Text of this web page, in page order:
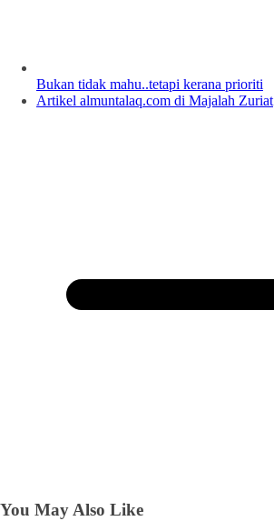
Bukan tidak mahu..tetapi kerana prioriti
Artikel almuntalaq.com di Majalah Zuriat
You May Also Like